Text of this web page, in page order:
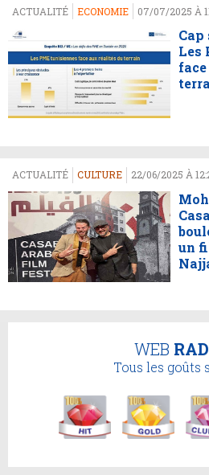
ACTUALITÉ ECONOMIE 07/07/2025 À
Les
ACTUALITÉ CULTURE 22/06/2025 À
un
WEB
Tous les goûts